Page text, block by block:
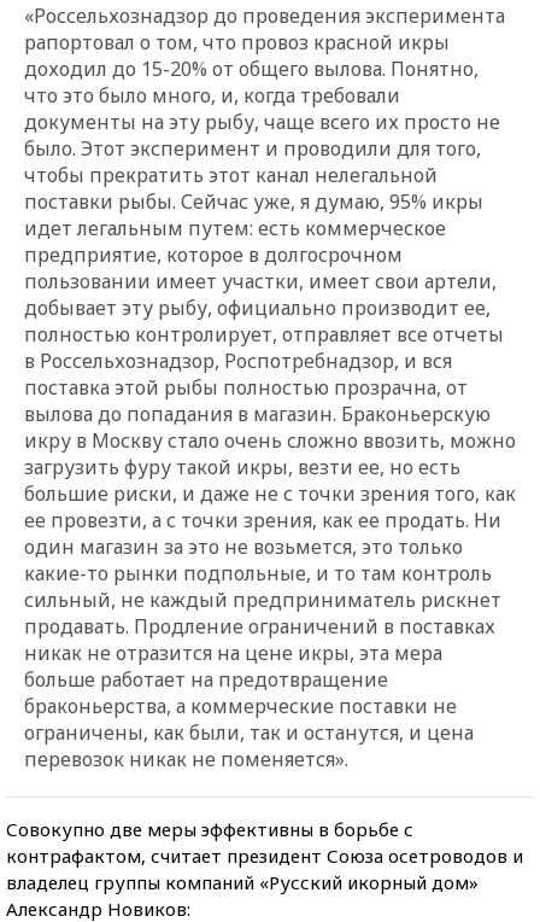
«Россельхознадзор до проведения эксперимента
рапортовал о том, что провоз красной икры
доходил до 15-20% от общего вылова. Понятно,
что это было много, и, когда требовали
документы на эту рыбу, чаще всего их просто не
было. Этот эксперимент и проводили для того,
чтобы прекратить этот канал нелегальной
поставки рыбы. Сейчас уже, я думаю, 95% икры
идет легальным путем: есть коммерческое
предприятие, которое в долгосрочном
пользовании имеет участки, имеет свои артели,
добывает эту рыбу, официально производит ее,
полностью контролирует, отправляет все отчеты
в Россельхознадзор, Роспотребнадзор, и вся
поставка этой рыбы полностью прозрачна, от
вылова до попадания в магазин. Браконьерскую
икру в Москву стало очень сложно ввозить, можно
загрузить фуру такой икры, везти ее, но есть
большие риски, и даже не с точки зрения того, как
ее провезти, а с точки зрения, как ее продать. Ни
один магазин за это не возьмется, это только
какие-то рынки подпольные, и то там контроль
сильный, не каждый предприниматель рискнет
продавать. Продление ограничений в поставках
никак не отразится на цене икры, эта мера
больше работает на предотвращение
браконьерства, а коммерческие поставки не
ограничены, как были, так и останутся, и цена
перевозок никак не поменяется».
Совокупно две меры эффективны в борьбе с
контрафактом, считает президент Союза осетроводов и
владелец группы компаний «Русский икорный дом»
Александр Новиков: